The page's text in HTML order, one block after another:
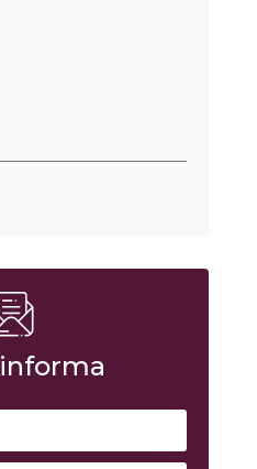
informa